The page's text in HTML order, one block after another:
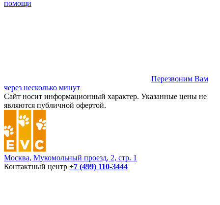
помощи
Перезвоним Вам
через несколько минут
Сайт носит информационный характер. Указанные цены не
являются публичной офертой.
Москва, Мукомольный проезд, 2, стр. 1
Контактный центр +7 (499) 110-3444